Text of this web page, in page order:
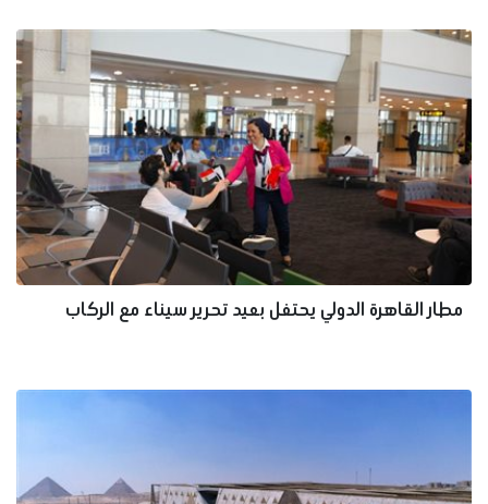
مطار القاهرة الدولي يحتفل بعيد تحرير سيناء مع الركاب